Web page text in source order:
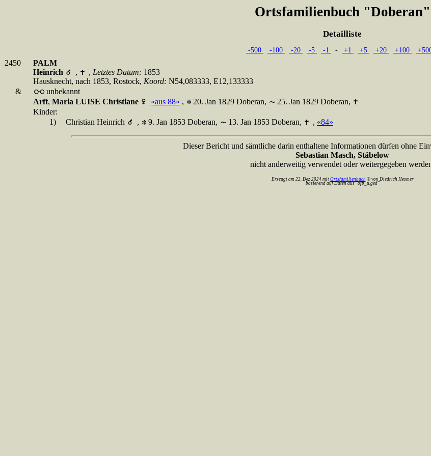
Ortsfamilienbuch "Doberan"
Detailliste
-500 -100 -20 -5 -1 - +1 +5 +20 +100
2450
PALM
Heinrich
, , Letztes Datum: 1853
Hausknecht, nach 1853, Rostock, Koord: N54,083333, E12,133333
&
unbekannt
Arft, Maria LUISE Christiane «aus 88» , 20. Jan 1829 Doberan,
25. Jan 1829 Doberan,
Kinder:
1)
Christian Heinrich , 9. Jan 1853 Doberan, 13. Jan 1853 Doberan, , «84»
Dieser Bericht und sämtliche darin enthaltene Informationen dürfen ohne
Sebastian Masch, Stäbelow
nicht anderweitig verwendet oder weitergegeben
Erzeugt am 22. Dez 2024 mit Ortsfamilienbuch © von Diedrich Hesmer
basierend auf Daten aus "ofb_u.ged"